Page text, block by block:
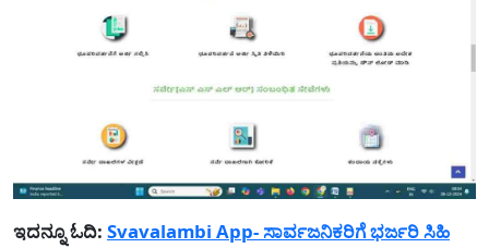
ಇದನ್ನೂ ಓದಿ: Svavalambi App- ಸಾರ್ವಜನಿಕರಿಗೆ ಭರ್ಜರಿ ಸಿಹಿ